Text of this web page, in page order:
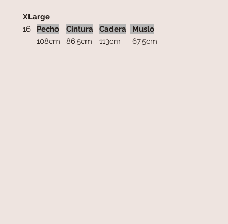
XLarge
16
Pecho
108cm
Cintura
86.5cm
Cadera
113cm
Muslo
67.5cm